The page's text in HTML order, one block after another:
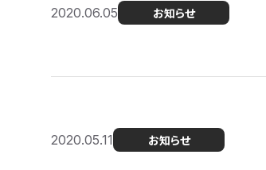
2020.06.05 お知らせ
2020.05.11 お知らせ